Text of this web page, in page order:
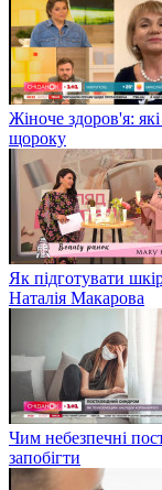
Жіноче здоров'я:
щороку
Як підготувати
Наталія Макарова
Чим небезпечні
запобігти